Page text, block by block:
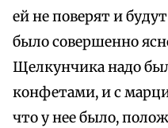
ей не поверят и
было совершенно
Щелкунчика надо
конфетами, и с
что у нее было,